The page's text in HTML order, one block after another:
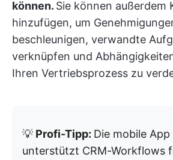
können. Sie können außerdem
hinzufügen, um
beschleunigen, verwandte
verknüpfen und
Ihren Vertriebsprozess zu
💡 Profi-Tipp: Die mobile
unterstützt CRM-Workflows